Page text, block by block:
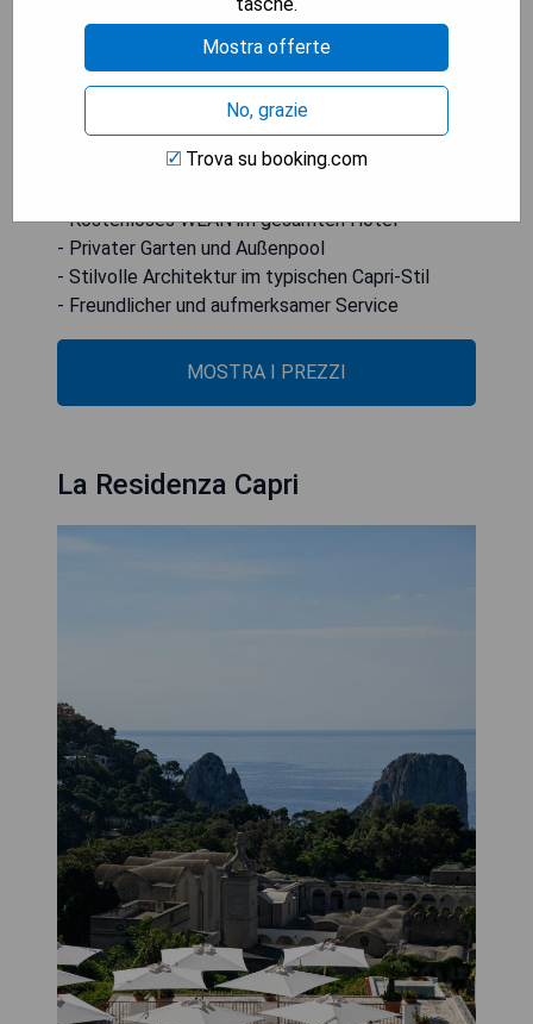
Bögen, Gewölbe, Stuckarbeiten und Marmor
umfasst. Die Sonnenterrasse ist mit kostenlosen
Liegen und Sonnenschirmen ausgestattet,
während auch Handtücher für den Pool zur
Verfügung stehen.
- Kostenloses WLAN im gesamten Hotel
- Privater Garten und Außenpool
- Stilvolle Architektur im typischen Capri-Stil
- Freundlicher und aufmerksamer Service
MOSTRA I PREZZI
La Residenza Capri
Mostra offerte
No, grazie
Trova su booking.com